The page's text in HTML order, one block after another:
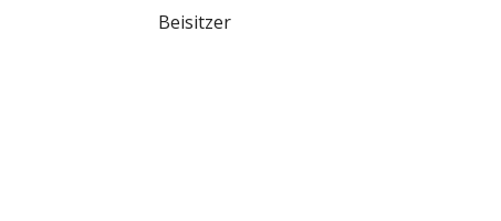
Beisitzer